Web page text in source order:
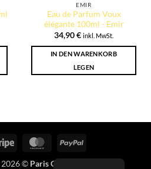
EMIR
Eau de Parfum Voux
élégante 100ml - Emir
34,90€ inkl. MwSt.
IN DEN WARENKORB
LEGEN
Streifen MasterCardPayPal
© Paris Corner